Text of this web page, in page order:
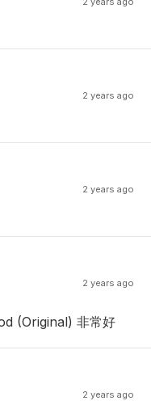
2 years ago
2 years ago
2 years ago
(Original) 非常好
2 years ago